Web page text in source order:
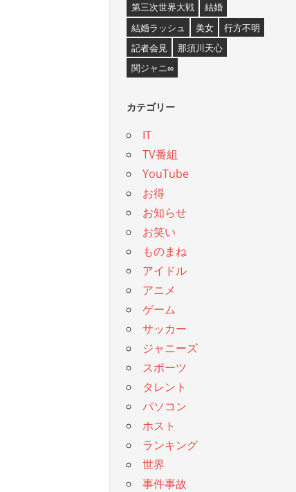
第三次世界大戦
結婚
結婚ラッシュ
美女
行方不明
記者会見
那須川天心
関ジャニ∞
カテゴリー
IT
TV番組
YouTube
お得
お知らせ
お笑い
ものまね
アイドル
アニメ
ゲーム
サッカー
ジャニーズ
スポーツ
タレント
パソコン
ホスト
ランキング
世界
事件事故